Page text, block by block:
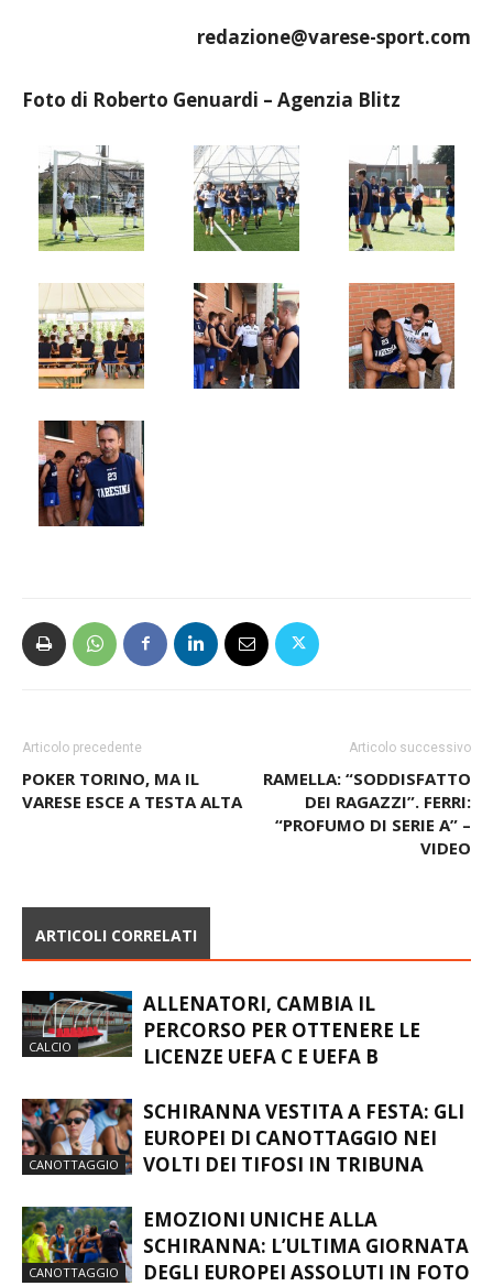
redazione@varese-sport.com
Foto di Roberto Genuardi – Agenzia Blitz
Articolo precedente
POKER TORINO, MA IL
VARESE ESCE A TESTA ALTA
Articolo successivo
RAMELLA: “SODDISFATTO
DEI RAGAZZI”. FERRI:
“PROFUMO DI SERIE A” –
VIDEO
ARTICOLI CORRELATI
CALCIO
ALLENATORI, CAMBIA IL
PERCORSO PER OTTENERE LE
LICENZE UEFA C E UEFA B
CANOTTAGGIO
SCHIRANNA VESTITA A FESTA: GLI
EUROPEI DI CANOTTAGGIO NEI
VOLTI DEI TIFOSI IN TRIBUNA
CANOTTAGGIO
EMOZIONI UNICHE ALLA
SCHIRANNA: L’ULTIMA GIORNATA
DEGLI EUROPEI ASSOLUTI IN FOTO